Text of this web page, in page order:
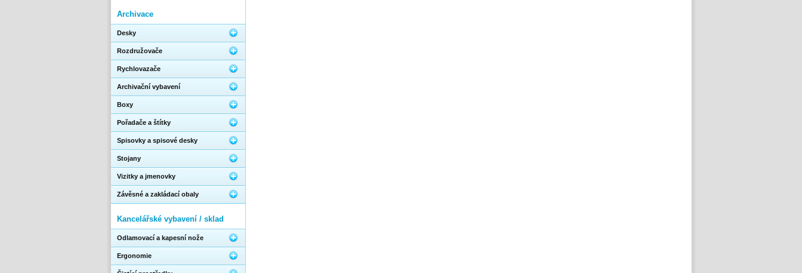
Archivace
Desky
Rozdružovače
Rychlovazače
Archivační vybavení
Boxy
Pořadače a štítky
Spisovky a spisové desky
Stojany
Vizitky a jmenovky
Závěsné a zakládací obaly
Kancelářské vybavení / sklad
Odlamovací a kapesní nože
Ergonomie